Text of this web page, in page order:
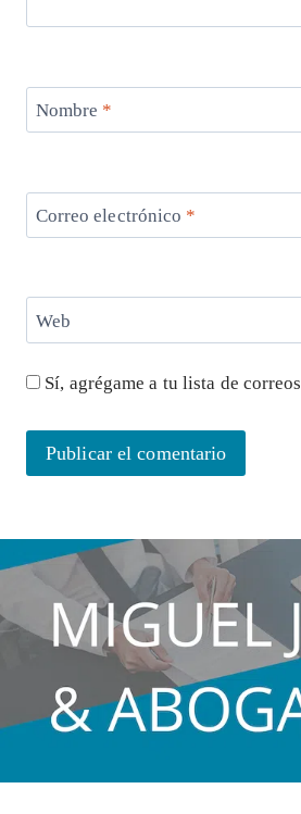
Nombre *
Correo electrónico *
Web
Sí, agrégame a tu lista de correos